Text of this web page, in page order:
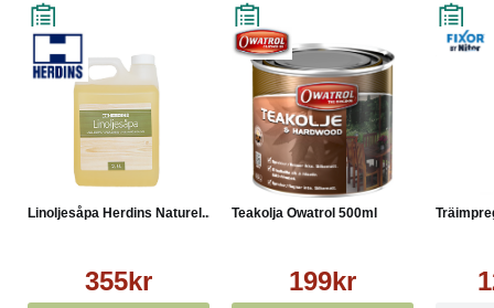
Linoljesåpa Herdins Naturel...
355kr
Teakolja Owatrol 500ml
199kr